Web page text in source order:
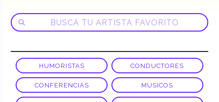
HUMORISTAS CONDUCTORES
CONFERENCIAS MUSICOS